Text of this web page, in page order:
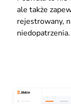
ale także
rejestrowany,
niedopatrzenia.